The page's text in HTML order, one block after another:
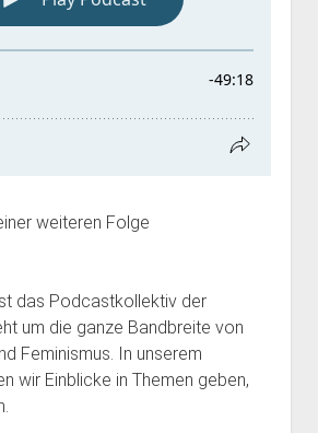
weiteren Folge
das Podcastkollektiv der
um die ganze Bandbreite von
Feminismus. In unserem
wir Einblicke in Themen geben,